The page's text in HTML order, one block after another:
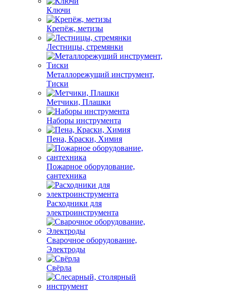
Ключи
Крепёж, метизы
Лестницы, стремянки
Металлорежущий инструмент,
Тиски
Метчики, Плашки
Наборы инструмента
Пена, Краски, Химия
Пожарное оборудование,
сантехника
Расходники для
электроинструмента
Сварочное оборудование,
Электроды
Свёрла